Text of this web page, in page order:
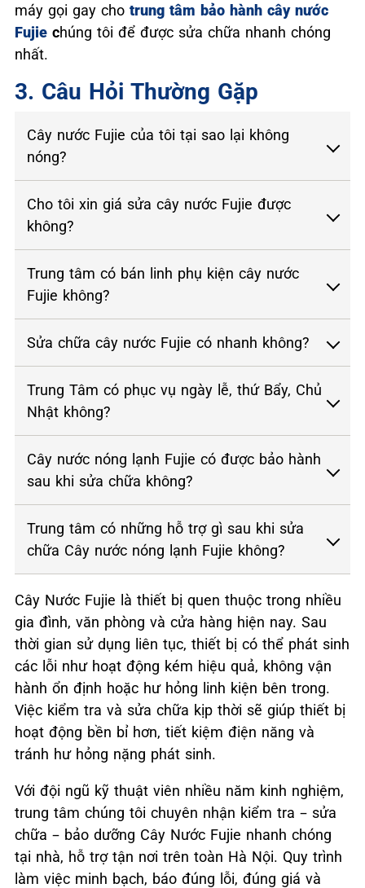
máy gọi gay cho trung tâm bảo hành cây nước
Fujie chúng tôi để được sửa chữa nhanh chóng
nhất.
3. Câu Hỏi Thường Gặp
Cây nước Fujie của tôi tại sao lại không
nóng?
Cho tôi xin giá sửa cây nước Fujie được
không?
Trung tâm có bán linh phụ kiện cây nước
Fujie không?
Sửa chữa cây nước Fujie có nhanh không?
Trung Tâm có phục vụ ngày lễ, thứ Bẩy, Chủ
Nhật không?
Cây nước nóng lạnh Fujie có được bảo hành
sau khi sửa chữa không?
Trung tâm có những hỗ trợ gì sau khi sửa
chữa Cây nước nóng lạnh Fujie không?
Cây Nước Fujie là thiết bị quen thuộc trong nhiều
gia đình, văn phòng và cửa hàng hiện nay. Sau
thời gian sử dụng liên tục, thiết bị có thể phát sinh
các lỗi như hoạt động kém hiệu quả, không vận
hành ổn định hoặc hư hỏng linh kiện bên trong.
Việc kiểm tra và sửa chữa kịp thời sẽ giúp thiết bị
hoạt động bền bỉ hơn, tiết kiệm điện năng và
tránh hư hỏng nặng phát sinh.
Với đội ngũ kỹ thuật viên nhiều năm kinh nghiệm,
trung tâm chúng tôi chuyên nhận kiểm tra – sửa
chữa – bảo dưỡng Cây Nước Fujie nhanh chóng
tại nhà, hỗ trợ tận nơi trên toàn Hà Nội. Quy trình
làm việc minh bạch, báo đúng lỗi, đúng giá và